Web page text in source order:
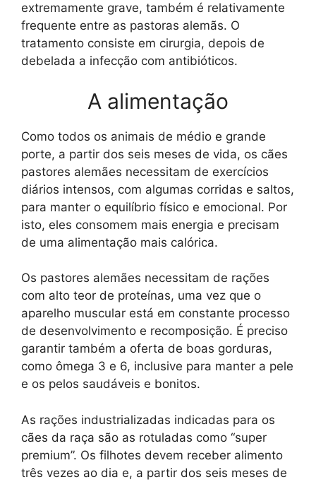
extremamente grave, também é relativamente
frequente entre as pastoras alemãs. O
tratamento consiste em cirurgia, depois de
debelada a infecção com antibióticos.
A alimentação
Como todos os animais de médio e grande
porte, a partir dos seis meses de vida, os cães
pastores alemães necessitam de exercícios
diários intensos, com algumas corridas e saltos,
para manter o equilíbrio físico e emocional. Por
isto, eles consomem mais energia e precisam
de uma alimentação mais calórica.
Os pastores alemães necessitam de rações
com alto teor de proteínas, uma vez que o
aparelho muscular está em constante processo
de desenvolvimento e recomposição. É preciso
garantir também a oferta de boas gorduras,
como ômega 3 e 6, inclusive para manter a pele
e os pelos saudáveis e bonitos.
As rações industrializadas indicadas para os
cães da raça são as rotuladas como “super
premium”. Os filhotes devem receber alimento
três vezes ao dia e, a partir dos seis meses de